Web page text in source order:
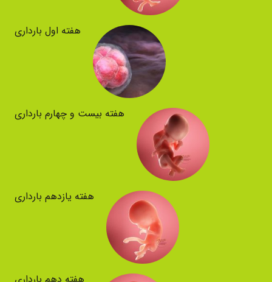
هفته اول بارداری
هفته بیست و چهارم بارداری
هفته یازدهم بارداری